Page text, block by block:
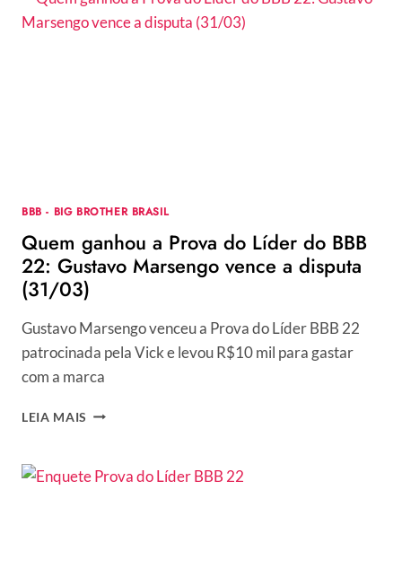
GUSTAVO
MARSENGO
BBB - BIG BROTHER BRASIL
Quem ganhou a Prova do Líder do BBB
22: Gustavo Marsengo vence a disputa
(31/03)
Gustavo Marsengo venceu a Prova do Líder BBB 22
patrocinada pela Vick e levou R$10 mil para gastar
com a marca
LEIA MAIS QUEM
PROVA